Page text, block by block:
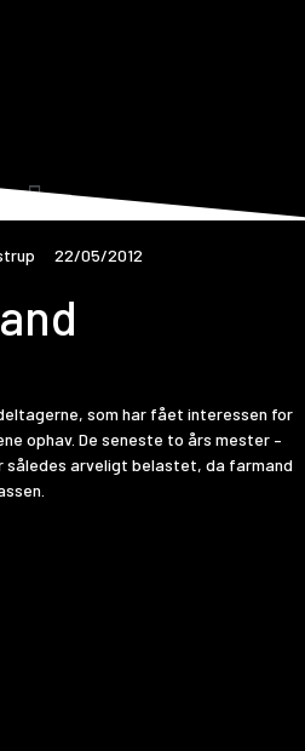
22/05/2012
som har fået interessen for
ophav. De seneste to års mester –
således arveligt belastet, da farmand